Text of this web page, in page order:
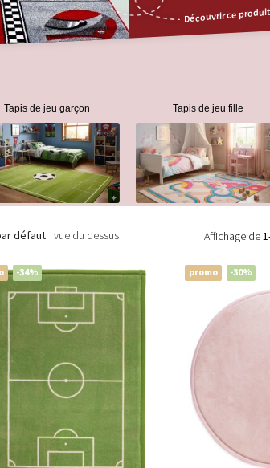
Découvrir ce produit
Tapis de jeu garçon Tapis de jeu fille
défaut vue du dessus Affichage de
-34% promo -30%